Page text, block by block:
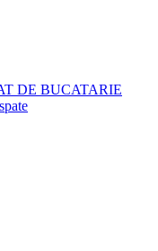
DE BUCATARIE